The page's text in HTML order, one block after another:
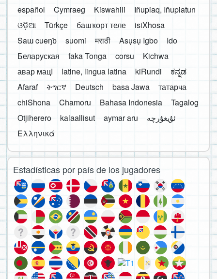
español
Cymraeg Kiswahili
Iñupiaq, Iñupiatun
ଓଡ଼ିଆ
Türkçe башҡорт теле
isiXhosa
Saɯ cueŋƅ
suomi मराठी Asụsụ Igbo
Ido
Беларуская
faka Tonga corsu
Kichwa
авар мацӀ
latine, lingua latina kiRundi
ಕನ್ನಡ
Afaraf
ትግርኛ Deutsch basa Jawa
татарча
chiShona
Chamoru Bahasa Indonesia
Tagalog
Otjiherero
kalaallisut aymar aru
Ελληνικά
Estadísticas por país de los jugadores